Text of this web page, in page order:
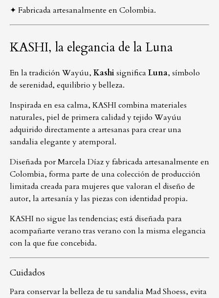
✦ Fabricada artesanalmente en Colombia.
KASHI, la elegancia de la Luna
En la tradición Wayúu, Kashi significa Luna, símbolo
de serenidad, equilibrio y belleza.
Inspirada en esa calma, KASHI combina materiales
naturales, piel de primera calidad y tejido Wayúu
adquirido directamente a artesanas para crear una
sandalia elegante y atemporal.
Diseñada por Marcela Díaz y fabricada artesanalmente en
Colombia, forma parte de una colección de producción
limitada creada para mujeres que valoran el diseño de
autor, la artesanía y las piezas con identidad propia.
KASHI no sigue las tendencias; está diseñada para
acompañarte verano tras verano con la misma elegancia
con la que fue concebida.
Cuidados
Para conservar la belleza de tu sandalia Mad Shoess, evita